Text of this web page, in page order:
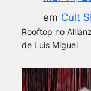
em Cult
Rooftop no
de Luis Miguel